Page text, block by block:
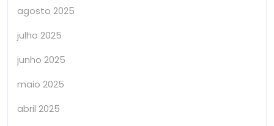
agosto 2025
julho 2025
junho 2025
maio 2025
abril 2025